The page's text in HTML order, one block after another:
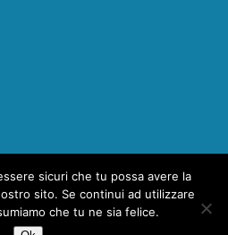
sicuri che tu possa avere la
sito. Se continui ad utilizzare
che tu ne sia felice.